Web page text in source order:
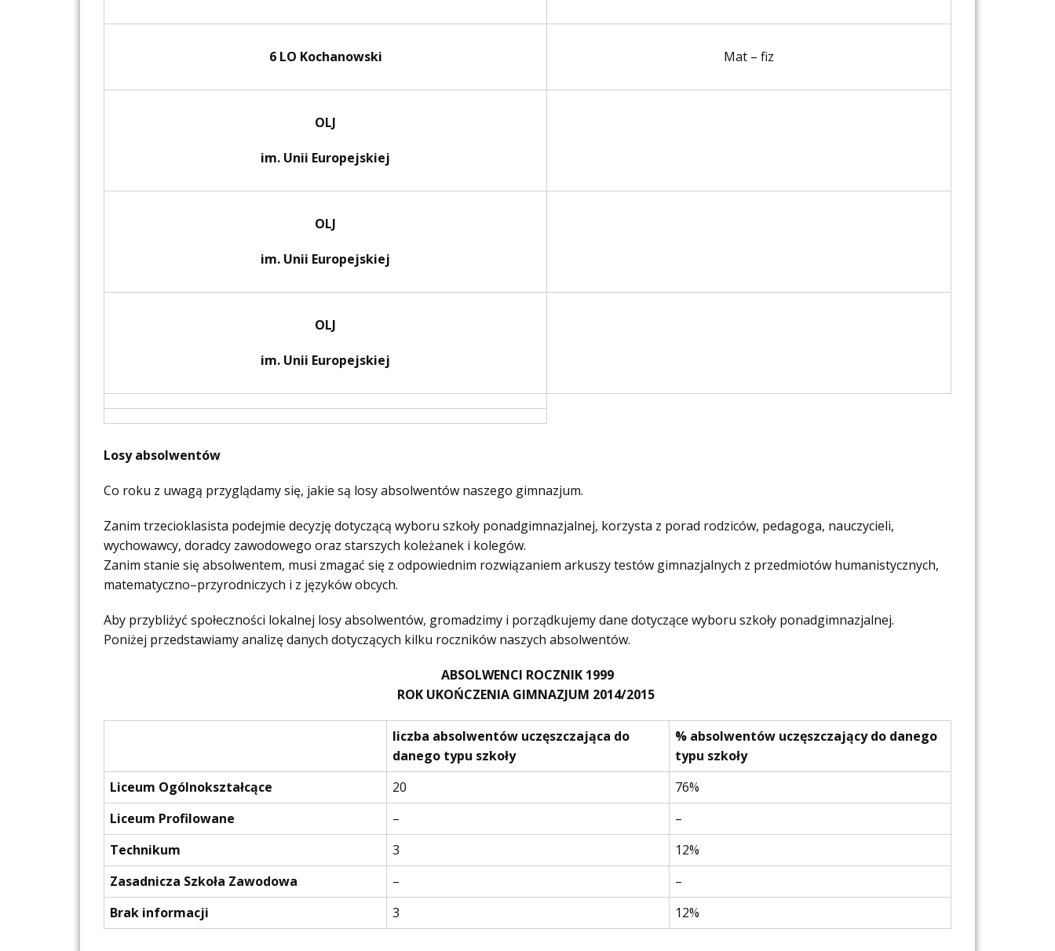
6 LO Kochanowski Mat – fiz
OLJ
im. Unii Europejskiej
OLJ
im. Unii Europejskiej
OLJ
im. Unii Europejskiej
Losy absolwentów
Co roku z uwagą przyglądamy się, jakie są losy absolwentów naszego gimnazjum.
Zanim trzecioklasista podejmie decyzję dotyczącą wyboru szkoły ponadgimnazjalnej, korzysta z porad rodziców, pedagoga, nauczycieli,
wychowawcy, doradcy zawodowego oraz starszych koleżanek i kolegów.
Zanim stanie się absolwentem, musi zmagać się z odpowiednim rozwiązaniem arkuszy testów gimnazjalnych z przedmiotów humanistycznych,
matematyczno–przyrodniczych i z języków obcych.
Aby przybliżyć społeczności lokalnej losy absolwentów, gromadzimy i porządkujemy dane dotyczące wyboru szkoły ponadgimnazjalnej.
Poniżej przedstawiamy analizę danych dotyczących kilku roczników naszych absolwentów.
ABSOLWENCI ROCZNIK 1999
ROK UKOŃCZENIA GIMNAZJUM 2014/2015
liczba absolwentów uczęszczająca do
danego typu szkoły
% absolwentów uczęszczający do danego
typu szkoły
Liceum Ogólnokształcące
20
76%
Liceum Profilowane
–
–
Technikum
3
12%
Zasadnicza Szkoła Zawodowa
–
–
Brak informacji
3 12%